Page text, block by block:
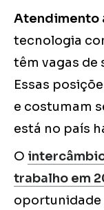
Atendimento
tecnologia
têm vagas de
Essas
e costumam
está no país
O
trabalho em
oportunidade